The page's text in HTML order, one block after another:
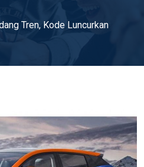
Tren, Kode Luncurkan